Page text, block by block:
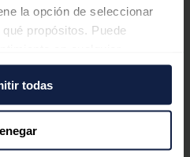
la opción de seleccionar
propósitos. Puede
de cookies o clicando en
sobre su ubicación
todas
una alianza estratégica para la
yalmacenarla
digital dotada de un
que maximiza el
lunes las compañías,